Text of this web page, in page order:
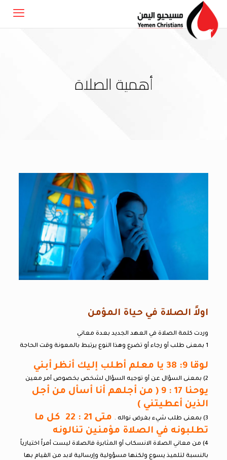
أهمية الصلاة
اولاً الصلاة في حياة المؤمن
وردت كلمة الصلاة في العهد الجديد بعدة معاني
1 بمعنى طلب أو رجاء أو تضرع وهذا النوع يرتبط بالمعونة وقت الحاجة
لوقا 9: 38 يا معلم أطلب إليك أنظر أبني
2) بمعنى السؤال عن أو توجيه السؤال لشخص بخصوص أمر معين
يوحنا 17 : 9 ( من أجلهم أنا أسأل من أجل
الذين أعطيتني )
3) بمعنى طلب شيء بغرض نواله .
متى 21 : 22 كل ما
تطلبونه في الصلاة مؤمنين تنالونه
4) من معاني الصلاة الانسكاب أو المثابرة فالصلاة ليست أمراً اختيارياً
بالنسبة لتلميذ يسوع ولكنها مسؤولية وإرسالية لابد من القيام بها